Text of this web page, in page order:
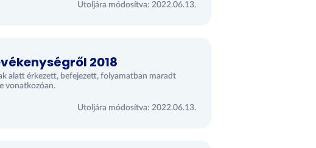
Utoljára módosítva: 2022.06.13.
2018
alatt érkezett, befejezett, folyamatban maradt
vonatkozóan.
Utoljára módosítva: 2022.06.13.